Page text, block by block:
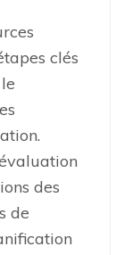
clés
des
de